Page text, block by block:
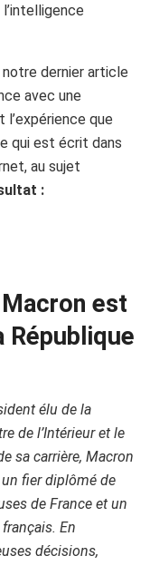
notre dernier article
avec une
que
qui est écrit dans
au sujet
:
est
République
élu de la
de l’Intérieur et le
sa carrière, Macron
fier diplômé de
de France et un
En
décisions,